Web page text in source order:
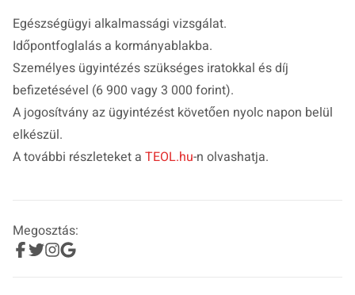
Egészségügyi alkalmassági vizsgálat.
Időpontfoglalás a kormányablakba.
Személyes ügyintézés szükséges iratokkal és díj
befizetésével (6 900 vagy 3 000 forint).
A jogosítvány az ügyintézést követően nyolc napon belül
elkészül.
A további részleteket a TEOL.hu-n olvashatja.
Megosztás: